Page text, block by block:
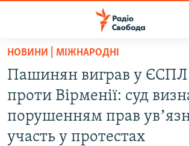
Перейти
основного
матеріалу
Перейти
до
основної
СТАТТІ
НОВИНИ | МІЖНАРОДНІ
Пашинян виграв у ЄСПЛ
проти Вірменії: суд
порушенням прав
участь у протестах